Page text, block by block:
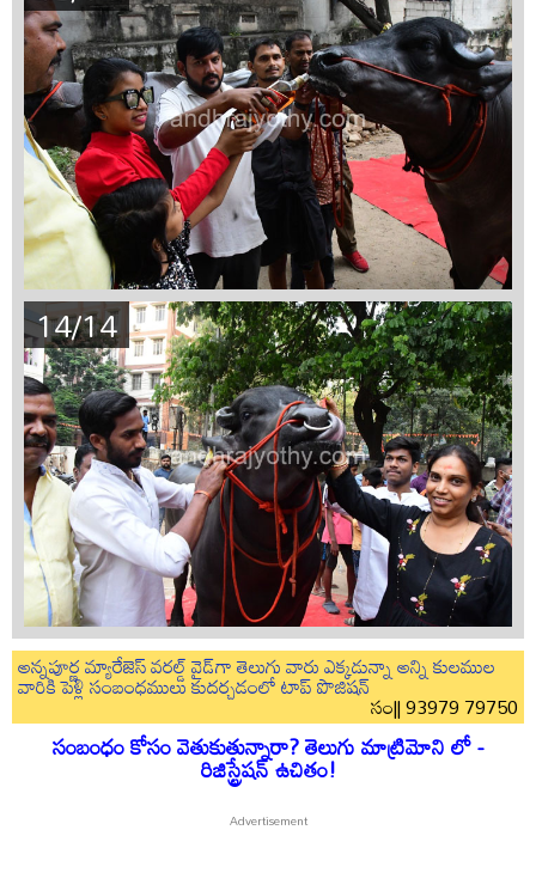
14/14
అన్నపూర్ణ మ్యారేజెస్ వరల్డ్ వైడ్‌గా తెలుగు వారు ఎక్కడున్నా అన్ని కులముల
వారికి పెళ్లి సంబంధములు కుదర్చడంలో టాప్ పొజిషన్
సం|| 93979 79750
సంబంధం కోసం వెతుకుతున్నారా? తెలుగు మాట్రిమోని లో -
రిజిస్ట్రేషన్ ఉచితం!